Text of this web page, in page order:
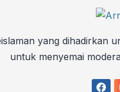
yang dihadirkan
untuk menyemai